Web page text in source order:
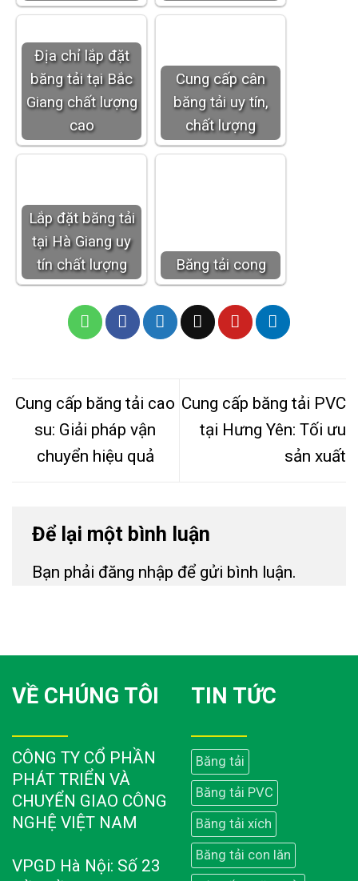
Địa chỉ lắp đặt
băng tải tại Bắc
Giang chất lượng
cao
Cung cấp cân
băng tải uy tín,
chất lượng
Lắp đặt băng tải
tại Hà Giang uy
tín chất lượng
Băng tải cong
Cung cấp băng tải cao
su: Giải pháp vận
chuyển hiệu quả
Cung cấp băng tải PVC
tại Hưng Yên: Tối ưu
sản xuất
Để lại một bình luận
Bạn phải đăng nhập để gửi bình luận.
VỀ CHÚNG TÔI
CÔNG TY CỔ PHẦN
PHÁT TRIỂN VÀ
CHUYỂN GIAO CÔNG
NGHỆ VIỆT NAM
VPGD Hà Nội: Số 23
TIN TỨC
Băng tải
Băng tải PVC
Băng tải xích
Băng tải con lăn